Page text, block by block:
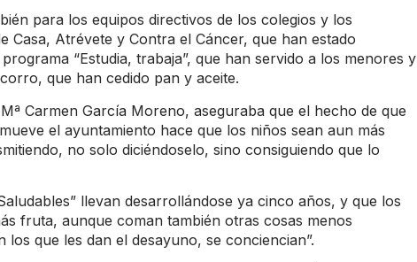
para los equipos directivos de los colegios y los
Casa, Atrévete y Contra el Cáncer, que han estado
“Estudia, trabaja”, que han servido a los menores y
que han cedido pan y aceite.
Carmen García Moreno, aseguraba que el hecho de que
el ayuntamiento hace que los niños sean aun más
no solo diciéndoselo, sino consiguiendo que lo
llevan desarrollándose ya cinco años, y que los
fruta, aunque coman también otras cosas menos
que les dan el desayuno, se conciencian”.